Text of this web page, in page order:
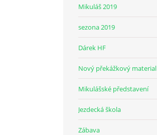
Mikuláš 2019
sezona 2019
Dárek HF
Nový překážkový material
Mikulášské představení
Jezdecká škola
Zábava